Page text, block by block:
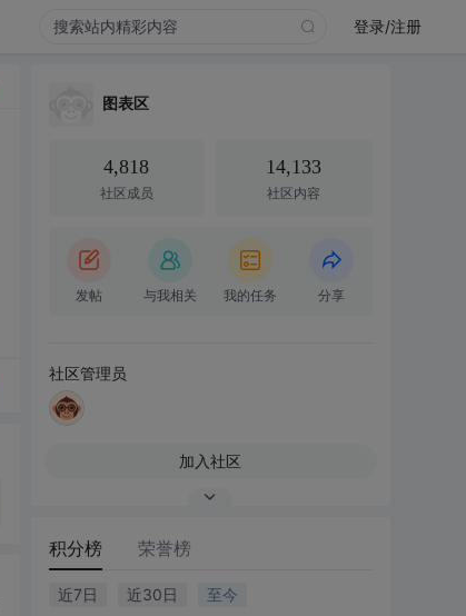
登录/注册
图表区
4,818
社区成员
14,133
社区内容
发帖 与我相关 我的任务 分享
社区管理员
加入社区
积分榜 荣誉榜
近7日 近30日 至今